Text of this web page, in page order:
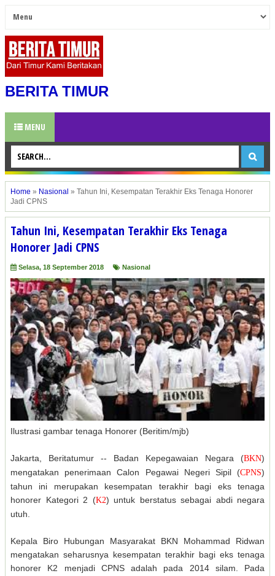
BERITA TIMUR
MENU
Home » Nasional » Tahun Ini, Kesempatan Terakhir Eks Tenaga Honorer
Jadi CPNS
Tahun Ini, Kesempatan Terakhir Eks Tenaga
Honorer Jadi CPNS
Selasa, 18 September 2018 Nasional
Ilustrasi gambar tenaga Honorer (Beritim/mjb)
Jakarta, Beritatumur -- Badan Kepegawaian Negara (BKN)
mengatakan penerimaan Calon Pegawai Negeri Sipil (CPNS)
tahun ini merupakan kesempatan terakhir bagi eks tenaga
honorer Kategori 2 (K2) untuk berstatus sebagai abdi negara
utuh.
Kepala Biro Hubungan Masyarakat BKN ‎Mohammad Ridwan
mengatakan seharusnya kesempatan terakhir bagi eks tenaga
honorer K2 menjadi CPNS adalah pada 2014 silam. Pada